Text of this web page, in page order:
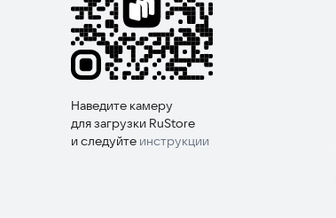
Наведите камеру
для загрузки RuStore
и следуйте инструкции